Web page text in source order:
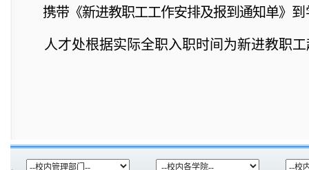
携带《新进教职工工作安排及报到通知单》 到
人才处根据实际全职入职时间为新进教职